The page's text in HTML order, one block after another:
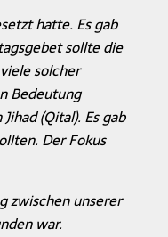
hatte. Es gab
sollte die
solcher
Bedeutung
(Qital). Es gab
Der Fokus
zwischen unserer
war.